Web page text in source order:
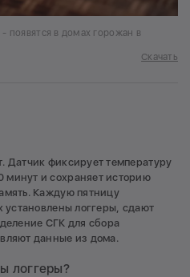
появятся в домах горожан в
Скачать
Датчик фиксирует температуру
и сохраняет историю
Каждую пятницу
установлены логгеры, сдают
СГК для сбора
данные из дома.
логгеры?